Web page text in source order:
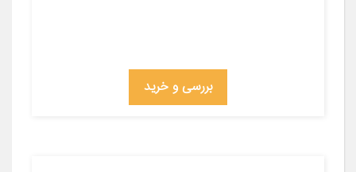
بررسی و خرید